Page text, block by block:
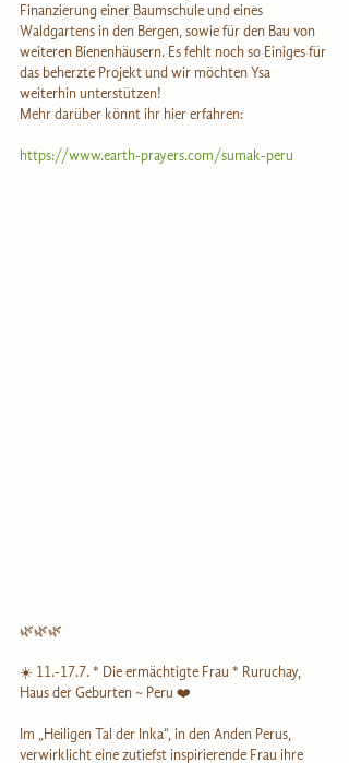
Finanzierung einer Baumschule und eines
Waldgartens in den Bergen, sowie für den Bau von
weiteren Bienenhäusern. Es fehlt noch so Einiges für
das beherzte Projekt und wir möchten Ysa
weiterhin unterstützen!
Mehr darüber könnt ihr hier erfahren:
https://www.earth-prayers.com/sumak-peru
🌿🌿🌿
☀️ 11.-17.7. * Die ermächtigte Frau * Ruruchay,
Haus der Geburten ~ Peru ❤️
Im „Heiligen Tal der Inka“, in den Anden Perus,
verwirklicht eine zutiefst inspirierende Frau ihre